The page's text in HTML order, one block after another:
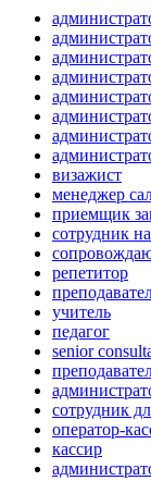
визажист
менеджер
приемщик
сотрудник
репетитор
учитель
педагог
senior
сотрудник
оператор-
кассир